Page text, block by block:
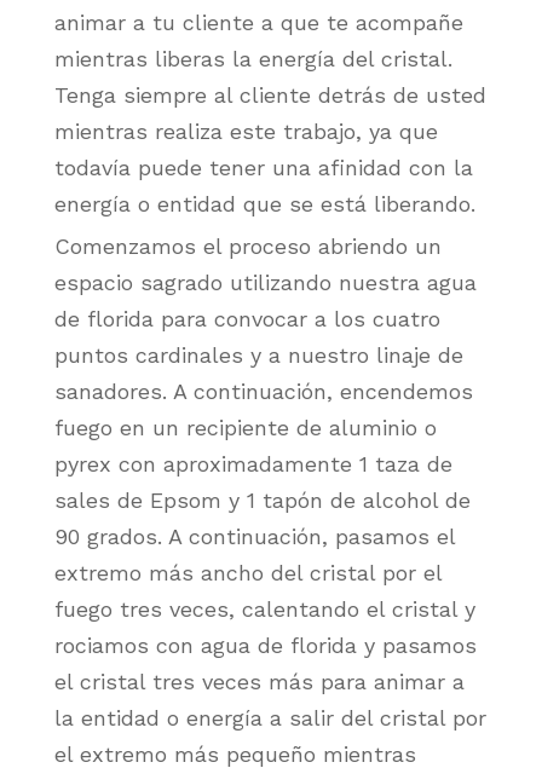
animar a tu cliente a que te acompañe
mientras liberas la energía del cristal.
Tenga siempre al cliente detrás de usted
mientras realiza este trabajo, ya que
todavía puede tener una afinidad con la
energía o entidad que se está liberando.
Comenzamos el proceso abriendo un
espacio sagrado utilizando nuestra agua
de florida para convocar a los cuatro
puntos cardinales y a nuestro linaje de
sanadores. A continuación, encendemos
fuego en un recipiente de aluminio o
pyrex con aproximadamente 1 taza de
sales de Epsom y 1 tapón de alcohol de
90 grados. A continuación, pasamos el
extremo más ancho del cristal por el
fuego tres veces, calentando el cristal y
rociamos con agua de florida y pasamos
el cristal tres veces más para animar a
la entidad o energía a salir del cristal por
el extremo más pequeño mientras